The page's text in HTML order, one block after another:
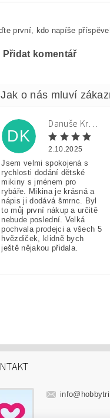
první, kdo napíše
Přidat komentář
DK
Danuše Krulová
2.10.2025
Jsem velmi spokojená s
rychlosti dodání dětské
mikiny s jménem pro
rybáře. Mikina je krásná a
nápis ji dodává šmrnc. Byl
to můj první nákup a určitě
nebude poslední. Velká
pochvala prodejci a všech 5
hvězdiček, klidně bych
ještě nějakou přidala.
info@